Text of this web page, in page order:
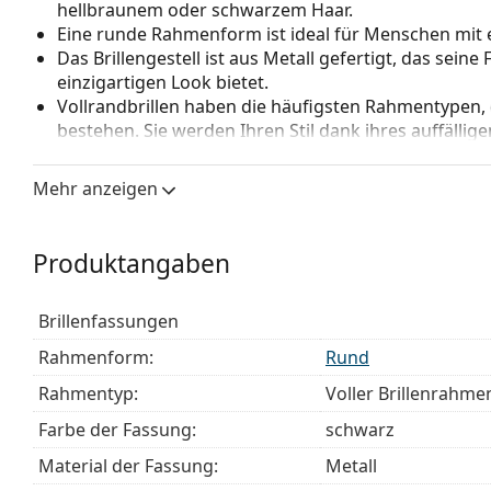
hellbraunem oder schwarzem Haar.
Eine runde Rahmenform ist ideal für Menschen
Das Brillengestell ist aus Metall gefertigt, das
einzigartigen Look bietet.
Vollrandbrillen haben die häufigsten
bestehen. Sie werden Ihren Stil dank ihres
vor allem ihr Schutz vor Beschädigungen. Dieser
Gläser mit höherer optischer Leistung.
Die Nasenpads passen sich der Nasenform an
Anpassung der Nasenpads sollte immer von
Zubehör
Wir liefern die Brille in ihrem Original-Etui. Die
Das mitgelieferte Tuch ist zum Reinigen und
einem Stoffbeutel anstelle eines Tuchs geliefert
Entdecken Sie das gesamte Sortiment derBrillen, um
unserenBrillen-Ratgeber, wenn Sie Hilfe bei der
Mehr anzeigen
Produktangaben
Brillenfassungen
Rahmenform:
Rund
Rahmentyp:
Voller
Farbe der Fassung:
schwarz
Material der Fassung:
Metall